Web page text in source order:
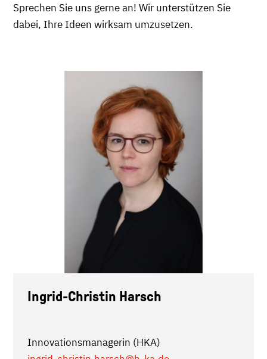
Sprechen Sie uns gerne an! Wir unterstützen Sie
dabei, Ihre Ideen wirksam umzusetzen.
Ingrid-Christin Harsch
Innovationsmanagerin (HKA)